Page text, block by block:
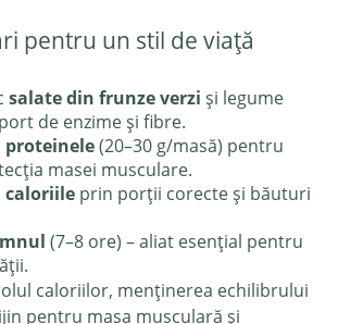
pentru un stil de viață
salate din frunze verzi și legume
de enzime și fibre.
proteinele(20–30 g/masă) pentru
masei musculare.
caloriile prin porții corecte și băuturi
(7–8 ore) – aliat esențial pentru
caloriilor, menținerea echilibrului
pentru masa musculară și